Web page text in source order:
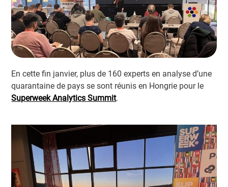
En cette fin janvier, plus de 160 experts en analyse d’une
quarantaine de pays se sont réunis en Hongrie pour le
Superweek Analytics Summit.